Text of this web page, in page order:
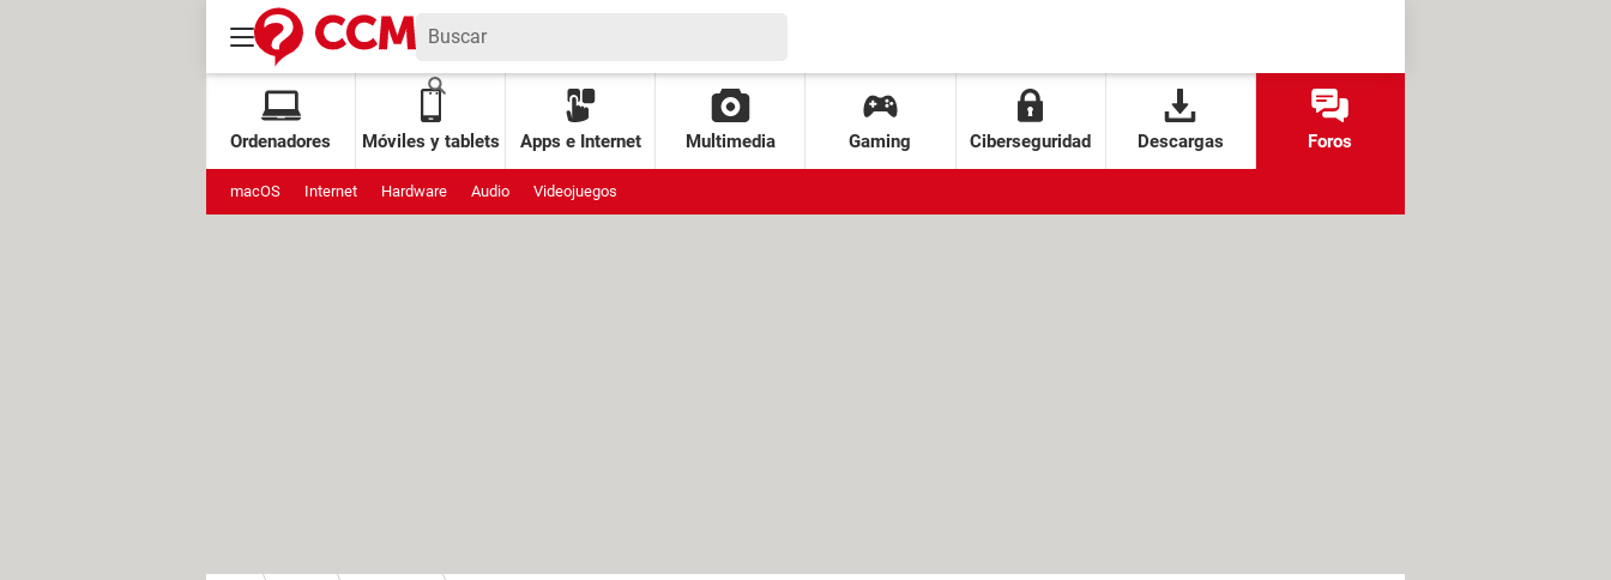
Ordenadores Móviles y tablets Apps e Internet Multimedia Gaming Ciberseguridad Descargas Foros
macOS Internet Hardware Audio Videojuegos